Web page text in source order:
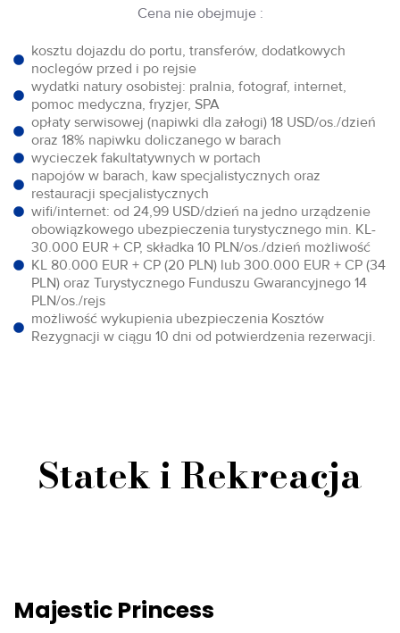
Cena nie obejmuje :
kosztu dojazdu do portu, transferów, dodatkowych
noclegów przed i po rejsie
wydatki natury osobistej: pralnia, fotograf, internet,
pomoc medyczna, fryzjer, SPA
opłaty serwisowej (napiwki dla załogi) 18 USD/os./dzień
oraz 18% napiwku doliczanego w barach
wycieczek fakultatywnych w portach
napojów w barach, kaw specjalistycznych oraz
restauracji specjalistycznych
wifi/internet: od 24,99 USD/dzień na jedno urządzenie
obowiązkowego ubezpieczenia turystycznego min. KL-
30.000 EUR + CP, składka 10 PLN/os./dzień możliwość
KL 80.000 EUR + CP (20 PLN) lub 300.000 EUR + CP (34
PLN) oraz Turystycznego Funduszu Gwarancyjnego 14
PLN/os./rejs
możliwość wykupienia ubezpieczenia Kosztów
Rezygnacji w ciągu 10 dni od potwierdzenia rezerwacji.
Statek i Rekreacja
Majestic Princess